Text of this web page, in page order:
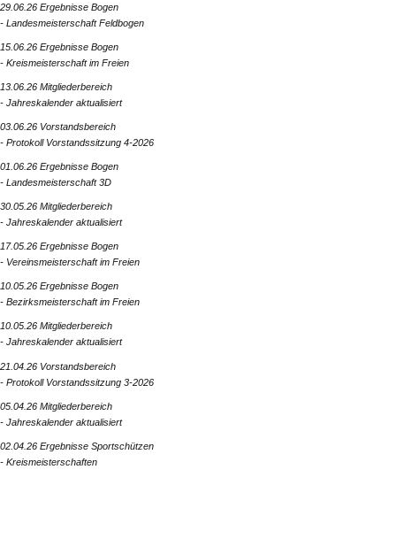
29.06.26 Ergebnisse Bogen
- Landesmeisterschaft Feldbogen
15.06.26 Ergebnisse Bogen
- Kreismeisterschaft im Freien
13.06.26 Mitgliederbereich
- Jahreskalender aktualisiert
03.06.26 Vorstandsbereich
- Protokoll Vorstandssitzung 4-2026
01.06.26 Ergebnisse Bogen
- Landesmeisterschaft 3D
30.05.26 Mitgliederbereich
- Jahreskalender aktualisiert
17.05.26 Ergebnisse Bogen
- Vereinsmeisterschaft im Freien
10.05.26 Ergebnisse Bogen
- Bezirksmeisterschaft im Freien
10.05.26 Mitgliederbereich
- Jahreskalender aktualisiert
21.04.26 Vorstandsbereich
- Protokoll Vorstandssitzung 3-2026
05.04.26 Mitgliederbereich
- Jahreskalender aktualisiert
02.04.26 Ergebnisse Sportschützen
- Kreismeisterschaften